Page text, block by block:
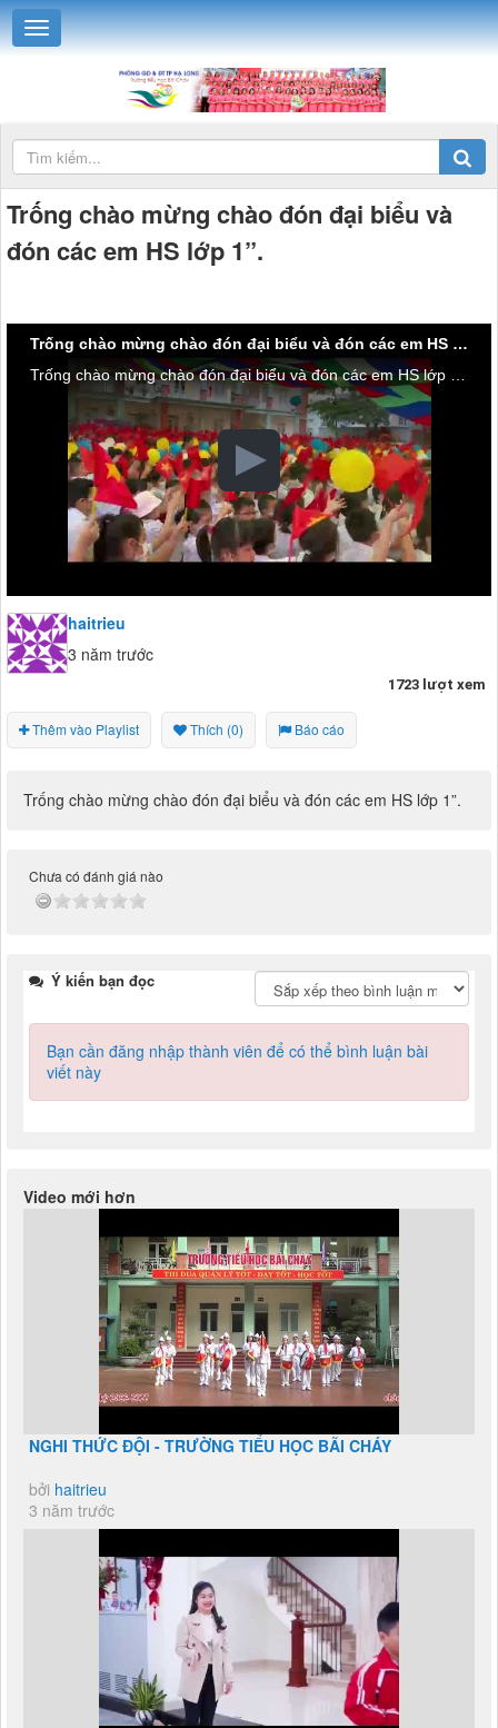
Trống chào mừng chào đón đại biểu và
đón các em HS lớp 1”.
Trống chào mừng chào đón đại biểu và đón các em HS lớp 1”.
haitrieu
3 năm trước
1723 lượt xem
Thêm vào Playlist Thích (0) Báo cáo
Trống chào mừng chào đón đại biểu và đón các em HS lớp 1”.
Chưa có đánh giá nào
Ý kiến bạn đọc
Bạn cần đăng nhập thành viên để có thể bình luận bài
viết này
Video mới hơn
NGHI THỨC ĐỘI - TRƯỜNG TIỂU HỌC BÃI CHÁY
bởi haitrieu
3 năm trước